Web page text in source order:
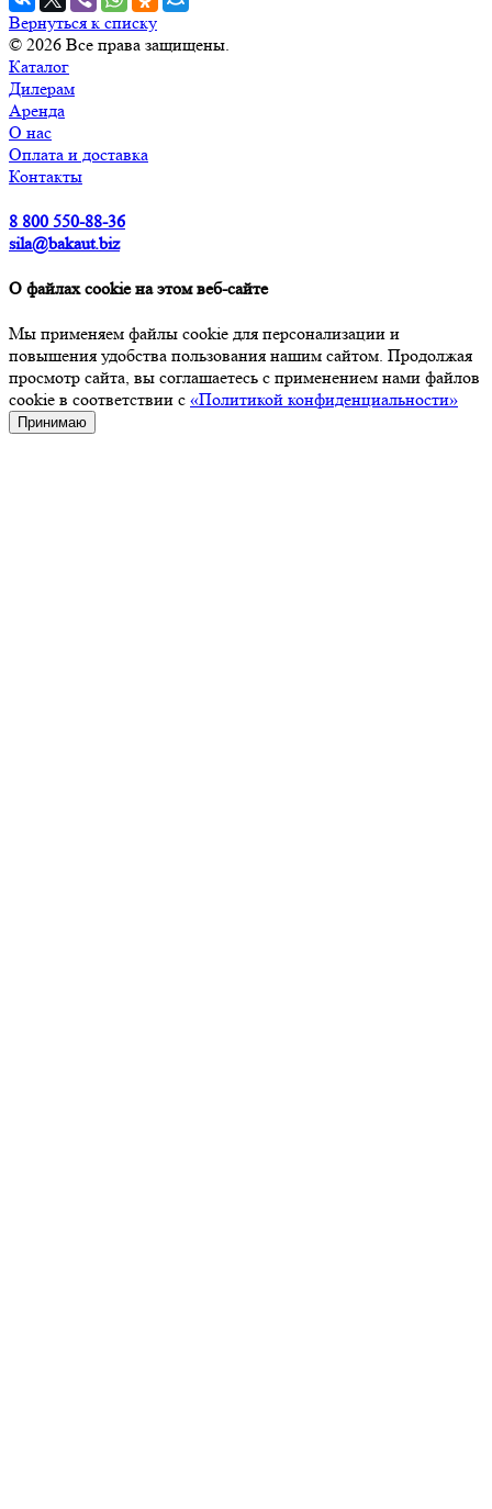
Вернуться к списку
© 2026 Все права защищены.
Каталог
Дилерам
Аренда
О нас
Оплата и доставка
Контакты
8 800 550-88-36
sila@bakaut.biz
О файлах cookie на этом веб-сайте
Мы применяем файлы cookie для персонализации и
повышения удобства пользования нашим сайтом. Продолжая
просмотр сайта, вы соглашаетесь с применением нами файлов
cookie в соответствии с «Политикой конфиденциальности»
Принимаю